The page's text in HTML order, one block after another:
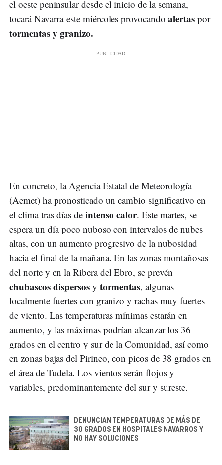
el oeste peninsular desde el inicio de la semana,
tocará Navarra este miércoles provocando alertas por
tormentas y granizo.
En concreto, la Agencia Estatal de Meteorología
(Aemet) ha pronosticado un cambio significativo en
el clima tras días de intenso calor. Este martes, se
espera un día poco nuboso con intervalos de nubes
altas, con un aumento progresivo de la nubosidad
hacia el final de la mañana. En las zonas montañosas
del norte y en la Ribera del Ebro, se prevén
chubascos dispersos y tormentas, algunas
localmente fuertes con granizo y rachas muy fuertes
de viento. Las temperaturas mínimas estarán en
aumento, y las máximas podrían alcanzar los 36
grados en el centro y sur de la Comunidad, así como
en zonas bajas del Pirineo, con picos de 38 grados en
el área de Tudela. Los vientos serán flojos y
variables, predominantemente del sur y sureste.
DENUNCIAN TEMPERATURAS DE MÁS DE
30 GRADOS EN HOSPITALES NAVARROS Y
NO HAY SOLUCIONES